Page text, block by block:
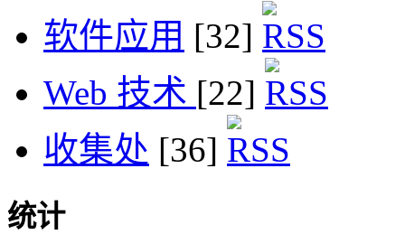
软件应用 [32]
Web 技术 [22]
收集处 [36]
统计